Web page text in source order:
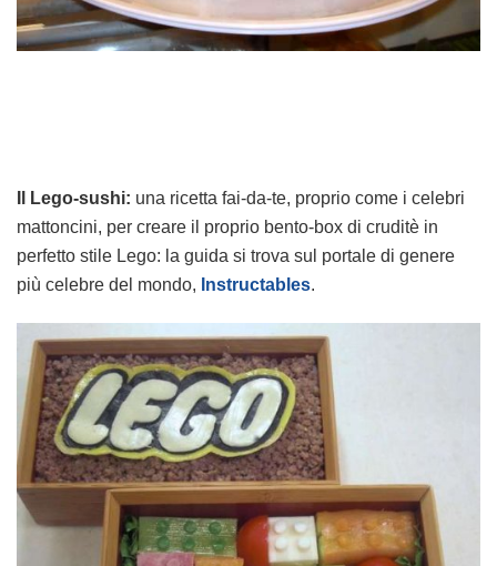
Il Lego-sushi: una ricetta fai-da-te, proprio come i celebri
mattoncini, per creare il proprio bento-box di cruditè in
perfetto stile Lego: la guida si trova sul portale di genere
più celebre del mondo, Instructables.